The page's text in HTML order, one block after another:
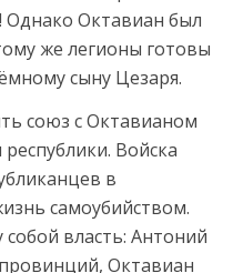
Октавиан был
же легионы готовы
сыну Цезаря.
союз с Октавианом
Войска
в
самоубийством.
власть: Антоний
Октавиан